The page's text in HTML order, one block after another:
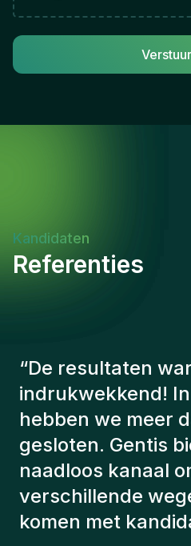
Verstuur
Kandidaten
Referenties
“De consultants
hebben altijd
met een aantal
juiste kandidaten
De kandidaten die
aangeworven,
bij ons en